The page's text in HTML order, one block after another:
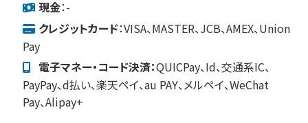
現金：-
クレジットカード：VISA、MASTER、JCB、AMEX、Union
Pay
電子マネー・コード決済：QUICPay、Id、交通系IC、
PayPay、d払い、楽天ペイ、au PAY、メルペイ、WeChat
Pay、Alipay+